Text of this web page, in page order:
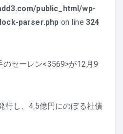
public_html/wp-
parser.php on line 324
のセーレン<3569>が12月9
行し、4.5億円にのぼる社債